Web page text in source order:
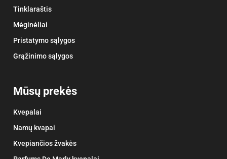
Tinklaraštis
Mėginėliai
Pristatymo sąlygos
Grąžinimo sąlygos
Mūsų prekės
Kvepalai
Namų kvapai
Kvepiančios žvakės